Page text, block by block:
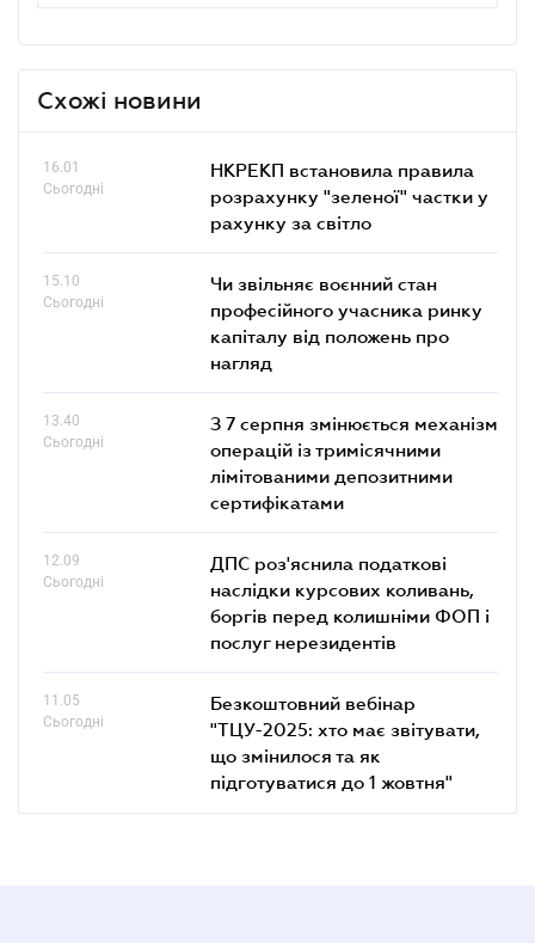
Схожі новини
16.01
Сьогодні
НКРЕКП встановила правила
розрахунку "зеленої" частки у
рахунку за світло
15.10
Сьогодні
Чи звільняє воєнний стан
професійного учасника ринку
капіталу від положень про
нагляд
13.40
Сьогодні
З 7 серпня змінюється механізм
операцій із тримісячними
лімітованими депозитними
сертифікатами
12.09
Сьогодні
ДПС роз'яснила податкові
наслідки курсових коливань,
боргів перед колишніми ФОП і
послуг нерезидентів
11.05
Сьогодні
Безкоштовний вебінар
"ТЦУ-2025: хто має звітувати,
що змінилося та як
підготуватися до 1 жовтня"